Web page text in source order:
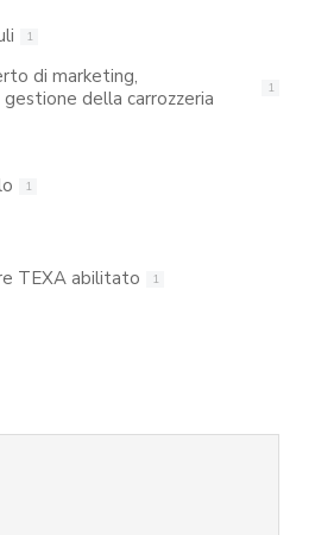
1
di marketing,
gestione della carrozzeria
1
1
TEXA abilitato 1